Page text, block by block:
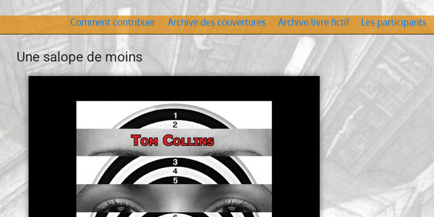
Comment contribuer Archive des couvertures Archive livre fictif Les participants
Une salope de moins